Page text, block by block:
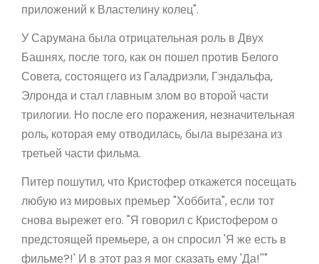
приложений к Властелину колец".
У Сарумана была отрицательная роль в Двух
Башнях, после того, как он пошел против Белого
Совета, состоящего из Галадриэли, Гэндальфа,
Элронда и стал главным злом во второй части
трилогии. Но после его поражения, незначительная
роль, которая ему отводилась, была вырезана из
третьей части фильма.
Питер пошутил, что Кристофер откажется посещать
любую из мировых премьер "Хоббита", если тот
снова вырежет его. "Я говорил с Кристофером о
предстоящей премьере, а он спросил 'Я же есть в
фильме?!' И в этот раз я мог сказать ему 'Да!''"